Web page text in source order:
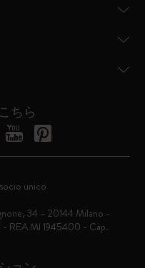
ちら
unico
34 – 20144 Milano -
REA MI 1945400 - Cap.